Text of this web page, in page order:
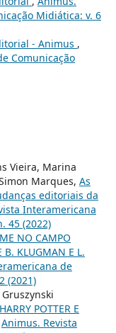
Midiática: v. 6
- Animus ,
Comunicação
Vieira, Marina
Marques, As
editoriais da
Interamericana
45 (2022)
NO CAMPO
B. KLUGMAN E L.
de
(2021)
POTTER E
Animus. Revista